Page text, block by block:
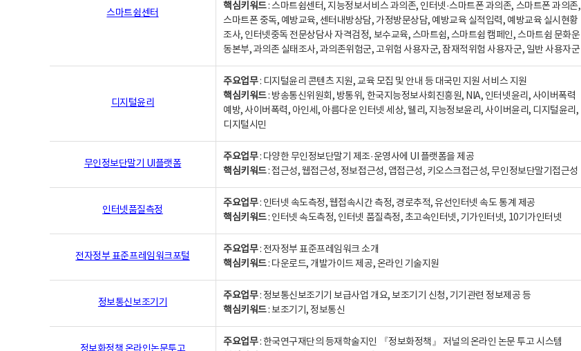
스마트쉼센터
핵심키워드: 스마트쉼센터, 지능정보서비스 과의존, 인터넷·스마트폰 과의존, 스마트폰 과의존,
스마트폰 중독, 예방교육, 센터내방상담, 가정방문상담, 예방교육 실적입력, 예방교육 실시현황
조사, 인터넷중독 전문상담사 자격검정, 보수교육, 스마트쉼, 스마트쉼 캠페인, 스마트쉼 문화운
동본부, 과의존 실태조사, 과의존위험군, 고위험 사용자군, 잠재적위험 사용자군, 일반 사용자군
디지털윤리
주요업무: 디지털윤리 콘텐츠 지원, 교육 모집 및 안내 등 대국민 지원 서비스 지원
핵심키워드: 방송통신위원회, 방통위, 한국지능정보사회진흥원, NIA, 인터넷윤리, 사이버폭력
예방, 사이버폭력, 아인세, 아름다운 인터넷 세상, 웰리, 지능정보윤리, 사이버윤리, 디지털윤리,
디지털시민
무인정보단말기 UI플랫폼
주요업무: 다양한 무인정보단말기 제조·운영사에 UI 플랫폼을 제공
핵심키워드: 접근성, 웹접근성, 정보접근성, 앱접근성, 키오스크접근성, 무인정보단말기접근성
인터넷품질측정
주요업무: 인터넷 속도측정, 웹접속시간 측정, 경로추적, 유선인터넷 속도 통계 제공
핵심키워드: 인터넷 속도측정, 인터넷 품질측정, 초고속인터넷, 기가인터넷, 10기가인터넷
전자정부 표준프레임워크포털
주요업무: 전자정부 표준프레임워크 소개
핵심키워드: 다운로드, 개발가이드 제공, 온라인 기술지원
정보통신보조기기
주요업무: 정보통신보조기기 보급사업 개요, 보조기기 신청, 기기관련 정보제공 등
핵심키워드: 보조기기, 정보통신
주요업무: 한국연구재단의 등재학술지인 『정보화정책』 저널의 온라인 논문 투고 시스템